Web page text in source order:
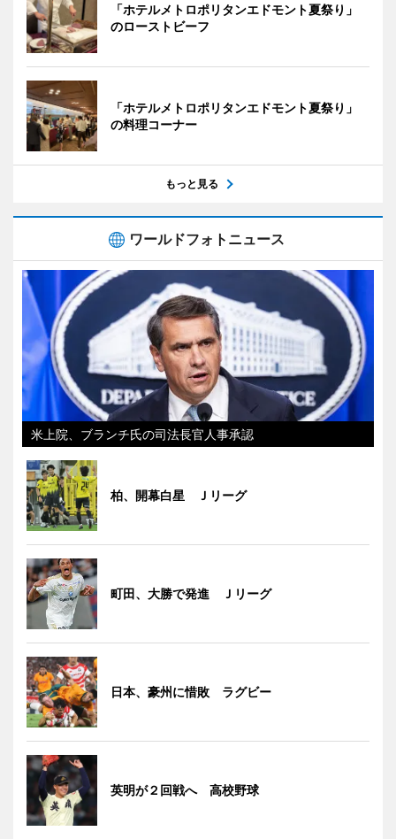
「ホテルメトロポリタンエドモント夏祭り」
のローストビーフ
「ホテルメトロポリタンエドモント夏祭り」
の料理コーナー
もっと見る
ワールドフォトニュース
米上院、ブランチ氏の司法長官人事承認
柏、開幕白星 Ｊリーグ
町田、大勝で発進 Ｊリーグ
日本、豪州に惜敗 ラグビー
英明が２回戦へ 高校野球